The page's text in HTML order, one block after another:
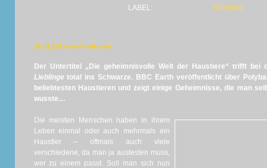
LABEL:
Polyband
26.09.2015 von Panikmike
Der Untertitel „Die geheimnisvolle Welt der Haustiere“ trifft bei
Lieblinge total ins Schwarze. BBC Earth veröffentlicht über
beliebtesten Haustieren und zeigt einige Geheimnisse, die man
wusste…
Die meisten Menschen haben in ihrem
Leben einmal oder auch mehrmals ein
Haustier – oftmals auch viele
verschiedene, da man ja austesten muss,
wer zu einem passt. Soll man sich nun